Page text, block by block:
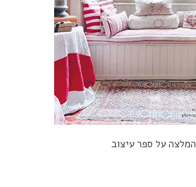
המלצה על ספר עיצוב